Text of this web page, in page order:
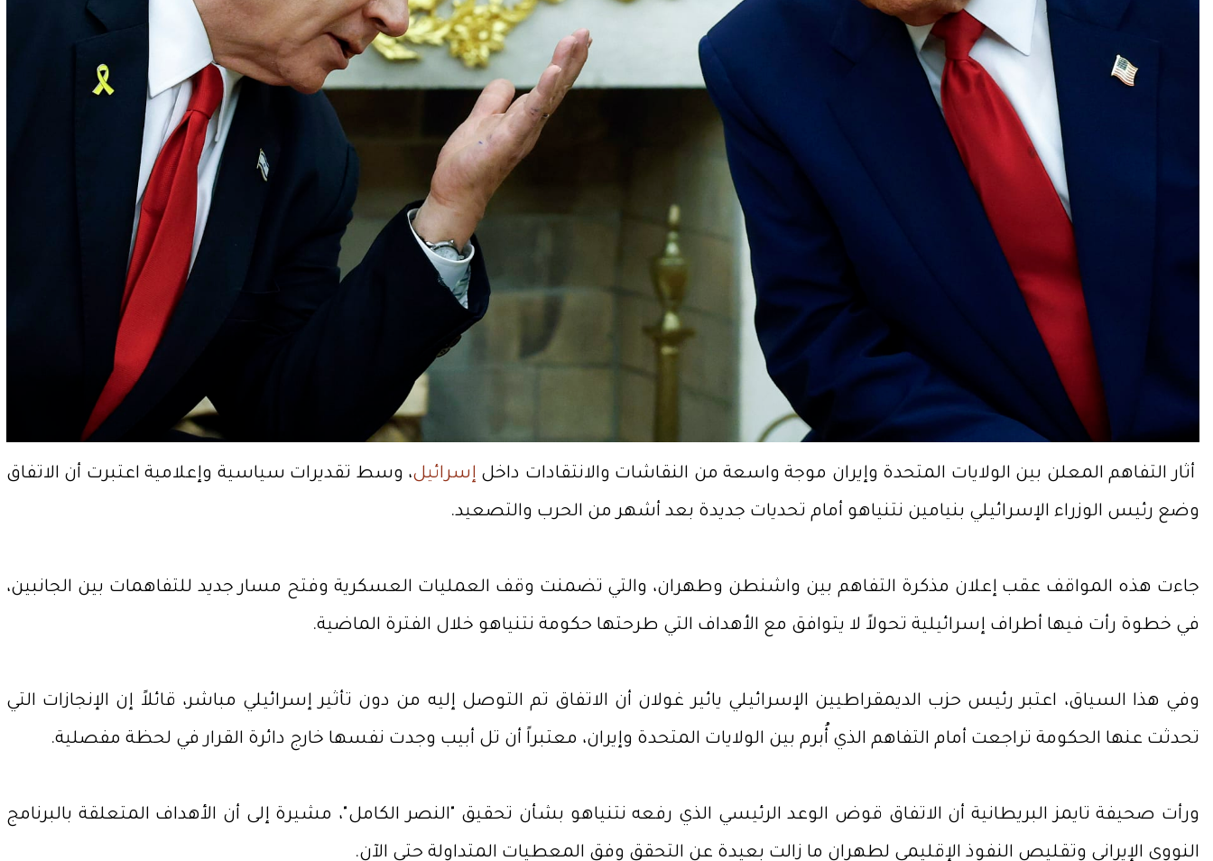
أثار التفاهم المعلن بين الولايات المتحدة وإيران موجة واسعة من النقاشات والانتقادات داخل إسرائيل، وسط تقديرات سياسية وإعلامية اعتبرت أن الاتفاق
وضع رئيس الوزراء الإسرائيلي بنيامين نتنياهو أمام تحديات جديدة بعد أشهر من الحرب والتصعيد.
جاءت هذه المواقف عقب إعلان مذكرة التفاهم بين واشنطن وطهران، والتي تضمنت وقف العمليات العسكرية وفتح مسار جديد للتفاهمات بين الجانبين،
في خطوة رأت فيها أطراف إسرائيلية تحولاً لا يتوافق مع الأهداف التي طرحتها حكومة نتنياهو خلال الفترة الماضية.
وفي هذا السياق، اعتبر رئيس حزب الديمقراطيين الإسرائيلي يائير غولان أن الاتفاق تم التوصل إليه من دون تأثير إسرائيلي مباشر، قائلاً إن الإنجازات التي
تحدثت عنها الحكومة تراجعت أمام التفاهم الذي أُبرم بين الولايات المتحدة وإيران، معتبراً أن تل أبيب وجدت نفسها خارج دائرة القرار في لحظة مفصلية.
ورأت صحيفة تايمز البريطانية أن الاتفاق قوض الوعد الرئيسي الذي رفعه نتنياهو بشأن تحقيق "النصر الكامل"، مشيرة إلى أن الأهداف المتعلقة بالبرنامج
النووي الإيراني وتقليص النفوذ الإقليمي لطهران ما زالت بعيدة عن التحقق وفق المعطيات المتداولة حتى الآن.